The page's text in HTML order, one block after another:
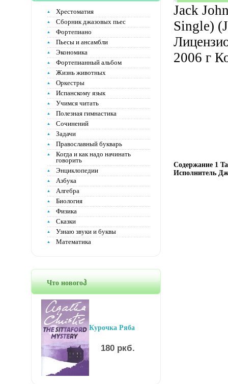
Хрестоматия
Сборник джазовых пьес
Фортепиано
Пьесы и ансамбли
Экономика
Фортепианный альбом
Жизнь животных
Оркестры
Испанскому язык
Учимся читать
Полезная гимнастика
Сочинений
Задачи
Православный букварь
Когда и как надо начинать
говорить
Энциклопедии
Азбука
Алгебра
Биология
Физика
Сказки
Узнаю звуки и буквы
Математика
Что новогоჰ
Курочка Ряба
180 ркб.
Jack
Single)
2006 г
Содержание 1
Исполнитель